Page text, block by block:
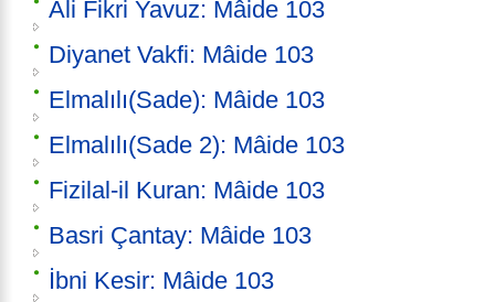
Ali Fikri Yavuz: Mâide 103
Diyanet Vakfi: Mâide 103
Elmalılı(Sade): Mâide 103
Elmalılı(Sade 2): Mâide 103
Fizilal-il Kuran: Mâide 103
Basri Çantay: Mâide 103
İbni Kesir: Mâide 103